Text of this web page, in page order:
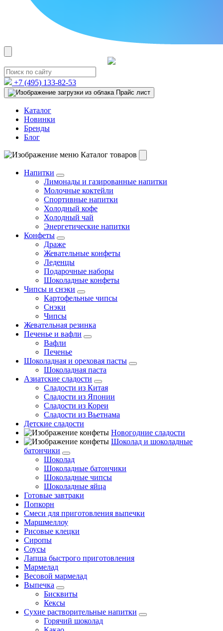
+7 (495) 133-82-53
Прайс лист
Каталог
Новинки
Бренды
Блог
Каталог товаров
Напитки
Лимонады и газированные напитки
Молочные коктейли
Спортивные напитки
Холодный кофе
Холодный чай
Энергетические напитки
Конфеты
Драже
Жевательные конфеты
Леденцы
Подарочные наборы
Шоколадные конфеты
Чипсы и снэки
Картофельные чипсы
Снэки
Чипсы
Жевательная резинка
Печенье и вафли
Вафли
Печенье
Шоколадная и ореховая пасты
Шоколадная паста
Азиатские сладости
Сладости из Китая
Сладости из Японии
Сладости из Кореи
Сладости из Вьетнама
Детские сладости
Новогодние сладости
Шоколад и шоколадные
батончики
Шоколад
Шоколадные батончики
Шоколадные чипсы
Шоколадные яйца
Готовые завтраки
Попкорн
Смеси для приготовления выпечки
Маршмеллоу
Рисовые клецки
Сиропы
Соусы
Лапша быстрого приготовления
Мармелад
Весовой мармелад
Выпечка
Бисквиты
Кексы
Сухие растворительные напитки
Горячий шоколад